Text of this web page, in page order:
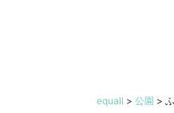
equall > 公園 >